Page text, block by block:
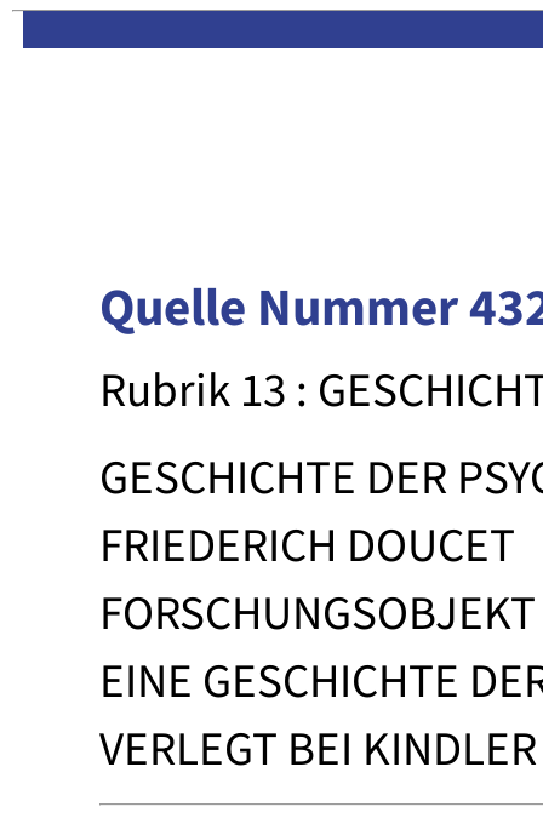
Quelle Nummer
Rubrik 13 :
GESCHICHTE DER
FRIEDERICH DOUCET
EINE GESCHICHTE
VERLEGT BEI